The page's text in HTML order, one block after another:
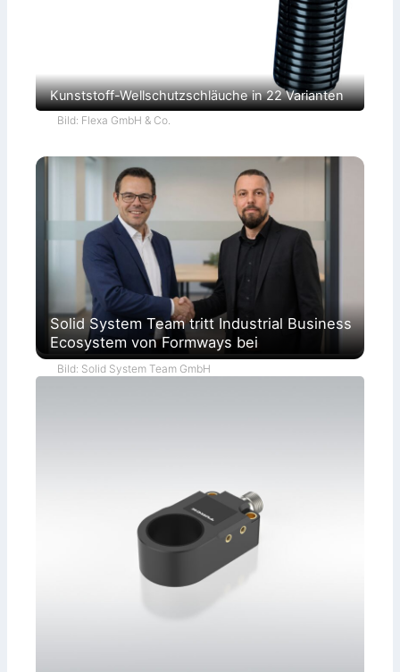
Kunststoff-Wellschutzschläuche in 22 Varianten
Bild: Flexa GmbH & Co.
Solid System Team tritt Industrial Business
Ecosystem von Formways bei
Bild: Solid System Team GmbH